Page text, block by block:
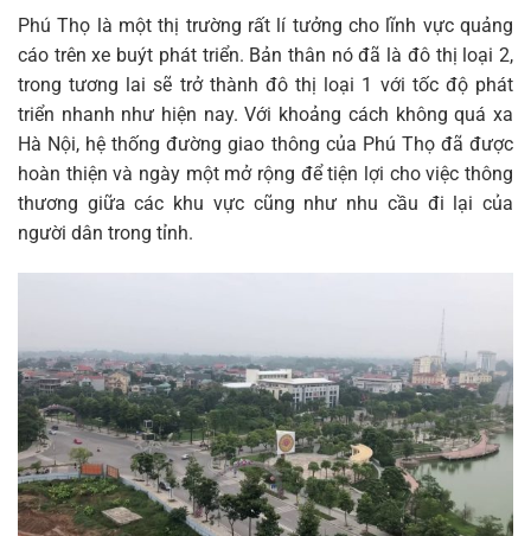
Phú Thọ là một thị trường rất lí tưởng cho lĩnh vực quảng
cáo trên xe buýt phát triển. Bản thân nó đã là đô thị loại 2,
trong tương lai sẽ trở thành đô thị loại 1 với tốc độ phát
triển nhanh như hiện nay. Với khoảng cách không quá xa
Hà Nội, hệ thống đường giao thông của Phú Thọ đã được
hoàn thiện và ngày một mở rộng để tiện lợi cho việc thông
thương giữa các khu vực cũng như nhu cầu đi lại của
người dân trong tỉnh.